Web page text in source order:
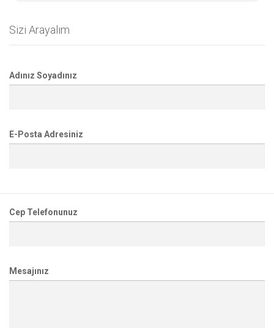
Sizi Arayalım
Adınız Soyadınız
E-Posta Adresiniz
Cep Telefonunuz
Mesajınız